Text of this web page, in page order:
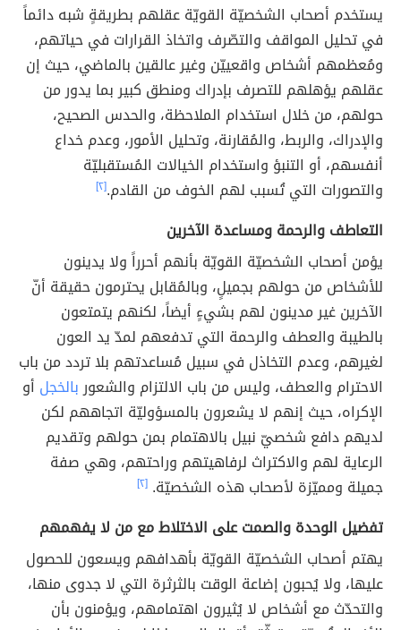
يستخدم أصحاب الشخصيّة القويّة عقلهم بطريقةٍ شبه دائماً
في تحليل المواقف والتصّرف واتخاذ القرارات في حياتهم،
ومُعظمهم أشخاص واقعييّن وغير عالقين بالماضي، حيث إن
عقلهم يؤهلهم للتصرف بإدراك ومنطق كبير بما يدور من
حولهم، من خلال استخدام الملاحظة، والحدس الصحيح،
والإدراك، والربط، والمُقارنة، وتحليل الأمور، وعدم خداع
أنفسهم، أو التنبؤ واستخدام الخيالات المُستقبليّة
والتصورات التي تُسبب لهم الخوف من القادم.[٢]
التعاطف والرحمة ومساعدة الآخرين
يؤمن أصحاب الشخصيّة القويّة بأنهم أحرراً ولا يدينون
للأشخاص من حولهم بجميلٍ، وبالمُقابل يحترمون حقيقة أنّ
الآخرين غير مدينون لهم بشيءٍ أيضاً، لكنهم يتمتعون
بالطيبة والعطف والرحمة التي تدفعهم لمدّ يد العون
لغيرهم، وعدم التخاذل في سبيل مُساعدتهم بلا تردد من باب
الاحترام والعطف، وليس من باب الالتزام والشعوربالخجل أو
الإكراه، حيث إنهم لا يشعرون بالمسؤوليّة اتجاههم لكن
لديهم دافع شخصيّ نبيل بالاهتمام بمن حولهم وتقديم
الرعاية لهم والاكتراث لرفاهيتهم وراحتهم، وهي صفة
جميلة ومميّزة لأصحاب هذه الشخصيّة. [٢]
تفضيل الوحدة والصمت على الاختلاط مع من لا يفهمهم
يهتم أصحاب الشخصيّة القويّة بأهدافهم ويسعون للحصول
عليها، ولا يُحبون إضاعة الوقت بالثرثرة التي لا جدوى منها،
والتحدّث مع أشخاص لا يُثيرون اهتمامهم، ويؤمنون بأن